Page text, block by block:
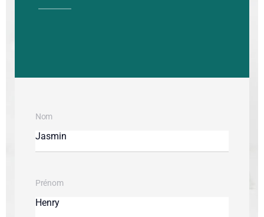
Nom
Prénom